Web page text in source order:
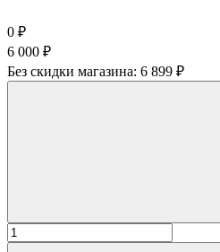
0 ₽
6 000 ₽
Без скидки магазина: 6 899 ₽